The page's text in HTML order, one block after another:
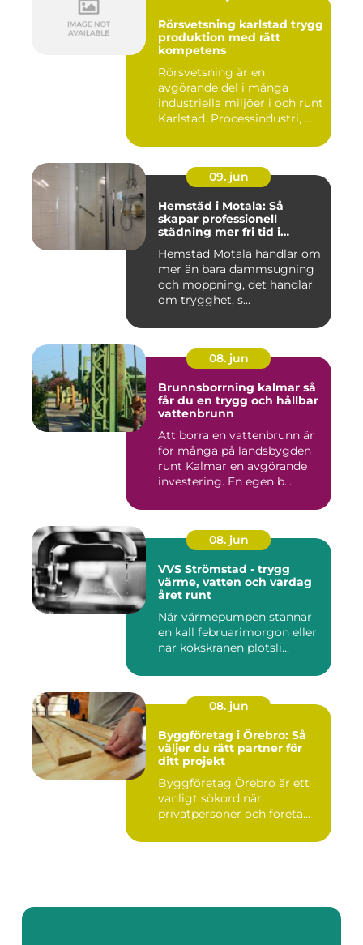
Rörsvetsning karlstad trygg
produktion med rätt
kompetens
Rörsvetsning är en
avgörande del i många
industriella miljöer i och runt
Karlstad. Processindustri, ...
09. jun
Hemstäd i Motala: Så
skapar professionell
städning mer fri tid i
Hemstäd Motala handlar om
mer än bara dammsugning
och moppning, det handlar
om trygghet, s...
08. jun
Brunnsborrning kalmar så
får du en trygg och hållbar
vattenbrunn
Att borra en vattenbrunn är
för många på landsbygden
runt Kalmar en avgörande
investering. En egen b...
08. jun
VVS Strömstad - trygg
värme, vatten och vardag
året runt
När värmepumpen stannar
en kall februarimorgon eller
när kökskranen plötsli...
08. jun
Byggföretag i Örebro: Så
väljer du rätt partner för
ditt projekt
Byggföretag Örebro är ett
vanligt sökord när
privatpersoner och företa...